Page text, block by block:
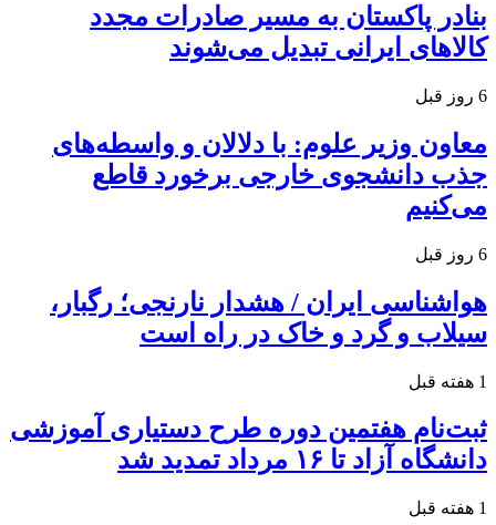
بنادر پاکستان به مسیر صادرات مجدد
کالاهای ایرانی تبدیل می‌شوند
6 روز قبل
معاون وزیر علوم: با دلالان و واسطه‌های
جذب دانشجوی خارجی برخورد قاطع
می‌کنیم
6 روز قبل
هواشناسی ایران / هشدار نارنجی؛ رگبار،
سیلاب و گرد و خاک در راه است
1 هفته قبل
ثبت‌نام هفتمین دوره طرح دستیاری آموزشی
دانشگاه آزاد تا ۱۶ مرداد تمدید شد
1 هفته قبل